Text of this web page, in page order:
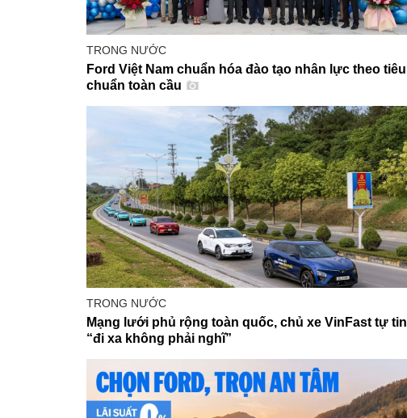
TRONG NƯỚC
Ford Việt Nam chuẩn hóa đào tạo nhân lực theo tiêu
chuẩn toàn cầu
TRONG NƯỚC
Mạng lưới phủ rộng toàn quốc, chủ xe VinFast tự tin
“đi xa không phải nghĩ”